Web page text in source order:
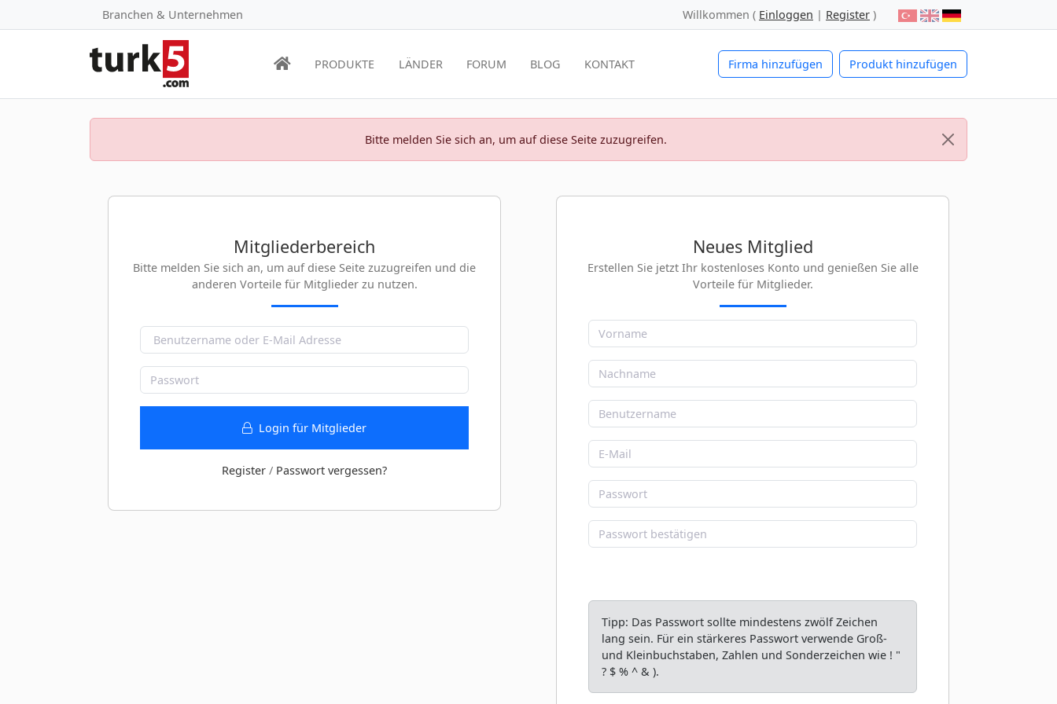
Branchen & Unternehmen Willkommen ( Einloggen | Register )
Firma hinzufügen Produkt hinzufügen
PRODUKTE LÄNDER FORUM BLOG KONTAKT
Bitte melden Sie sich an, um auf diese Seite zuzugreifen.
Mitgliederbereich
Bitte melden Sie sich an, um auf diese Seite zuzugreifen und die
anderen Vorteile für Mitglieder zu nutzen.
Login für Mitglieder
Register / Passwort vergessen?
Neues Mitglied
Erstellen Sie jetzt Ihr kostenloses Konto und genießen Sie alle
Vorteile für Mitglieder.
Tipp: Das Passwort sollte mindestens zwölf Zeichen
lang sein. Für ein stärkeres Passwort verwende Groß-
und Kleinbuchstaben, Zahlen und Sonderzeichen wie ! "
? $ % ^ & ).